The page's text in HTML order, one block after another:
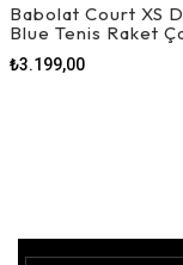
Babolat Court XS
Blue Tenis Raket
₺3.199,00